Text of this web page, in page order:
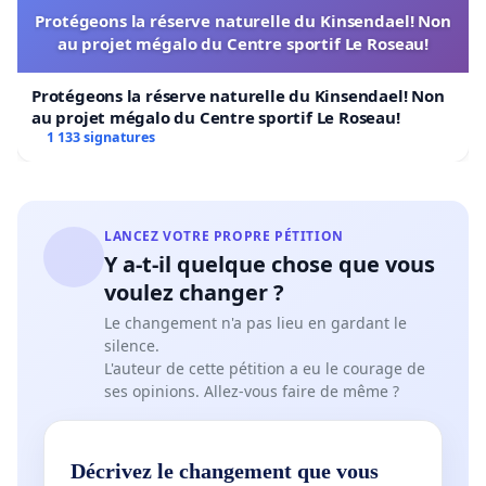
🍄 La puce a été insérée contre ma volonté parce
que je suis un petit cerveau convoité pour des
Je réitère également que les autorités de la
planète et L'ONU doivent obliger les créateurs et
instigateurs des puces.😵‍💫. NEURALINK et
SpaceX.. Avec leur nouveau produit TERAFAB
depuis Mars 2026. Et.. peut-être même d'autres
compagnies caché sous d'autres noms opérant le
même produit comme NATAS.. une entreprise de
Protégeons la réserve naturelle du Kinsendael! Non
au projet mégalo du Centre sportif Le Roseau!
Protégeons la réserve naturelle du Kinsendael! Non
au projet mégalo du Centre sportif Le Roseau!
1 133 signatures
LANCEZ VOTRE PROPRE PÉTITION
Y a-t-il quelque chose que vous
voulez changer ?
Le changement n'a pas lieu en gardant le
silence.
L'auteur de cette pétition a eu le courage de
ses opinions. Allez-vous faire de même ?
Décrivez le changement que vous